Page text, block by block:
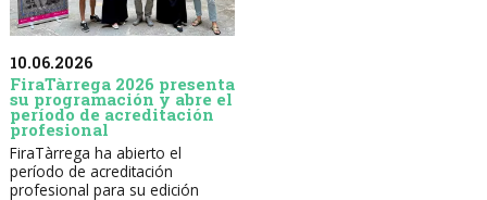
10.06.2026
FiraTàrrega 2026 presenta
su programación y abre el
período de acreditación
profesional
FiraTàrrega ha abierto el
período de acreditación
profesional para su edición